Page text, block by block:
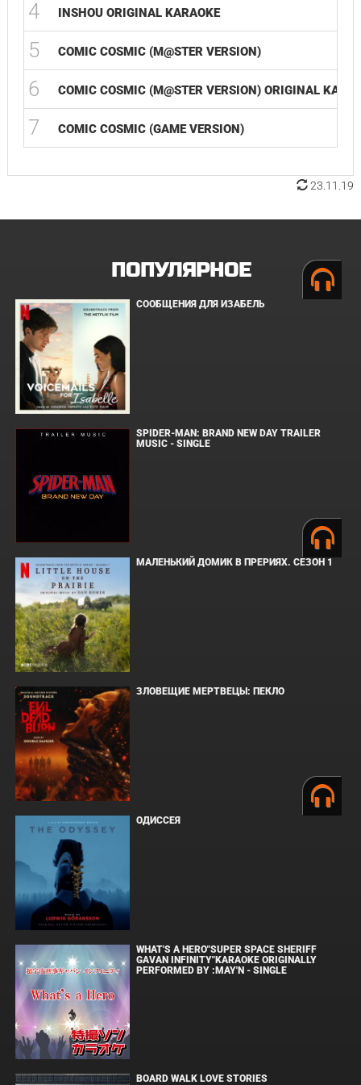
4 INSHOU ORIGINAL KARAOKE
5 COMIC COSMIC (M@STER VERSION)
6 COMIC COSMIC (M@STER VERSION) ORIGINAL
7 COMIC COSMIC (GAME VERSION)
23.11.19
ПОПУЛЯРНОЕ
СООБЩЕНИЯ ДЛЯ ИЗАБЕЛЬ
SPIDER-MAN: BRAND NEW DAY TRAILER
MUSIC - SINGLE
МАЛЕНЬКИЙ ДОМИК В ПРЕРИЯХ. СЕЗОН 1
ЗЛОВЕЩИЕ МЕРТВЕЦЫ: ПЕКЛО
ОДИССЕЯ
WHAT'S A HERO"SUPER SPACE SHERIFF
GAVAN INFINITY"KARAOKE ORIGINALLY
PERFORMED BY :MAY'N - SINGLE
BOARD WALK LOVE STORIES